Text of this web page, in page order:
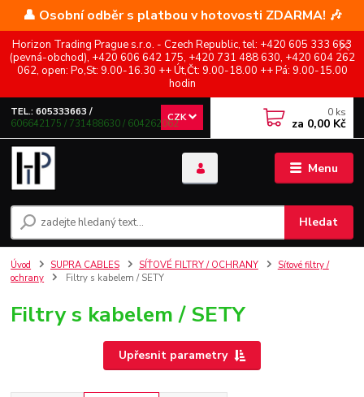
👤 Osobní odběr s platbou v hotovosti ZDARMA! 🎶
Horizon Trading Prague s.r.o. - Czech Republic, tel: +420 605 333 663
(pevná-obchod), +420 606 642 175, +420 731 488 630, +420 604 262
062, open: Po,St: 9.00-16.30 ++ Út,Čt: 9.00-18.00 ++ Pá: 9.00-15.00
hodin
Menu
CZK
Hledat
TEL.: 605333663 /
606642175 / 731488630 / 604262062
0 ks
za 0,00 Kč
Úvod SUPRA CABLES SÍŤOVÉ FILTRY / OCHRANY
Síťové filtry /
ochrany
Filtry s kabelem / SETY
Filtry s kabelem / SETY
Upřesnit parametry